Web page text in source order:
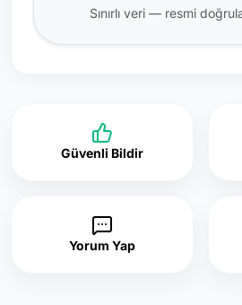
Sınırlı veri — resmi
Güvenli Bildir
Yorum Yap